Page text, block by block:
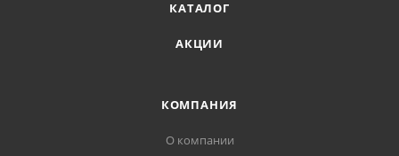
КАТАЛОГ
АКЦИИ
КОМПАНИЯ
О компании